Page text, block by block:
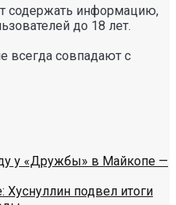
содержать информацию,
до 18 лет.
всегда совпадают с
у «Дружбы» в Майкопе —
Хуснуллин подвел итоги